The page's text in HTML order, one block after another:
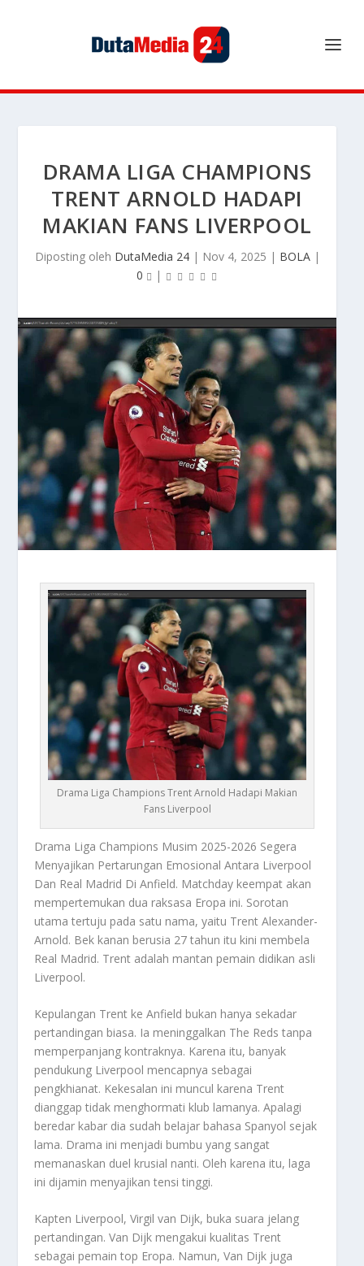
DRAMA LIGA CHAMPIONS
TRENT ARNOLD HADAPI
MAKIAN FANS LIVERPOOL
Diposting oleh DutaMedia 24| Nov 4, 2025 | BOLA|
0
|
Drama Liga Champions Trent Arnold Hadapi Makian
Fans Liverpool
Drama Liga Champions Musim 2025-2026 Segera
Menyajikan Pertarungan Emosional Antara Liverpool
Dan Real Madrid Di Anfield. Matchday keempat akan
mempertemukan dua raksasa Eropa ini. Sorotan
utama tertuju pada satu nama, yaitu Trent Alexander-
Arnold. Bek kanan berusia 27 tahun itu kini membela
Real Madrid. Trent adalah mantan pemain didikan asli
Liverpool.
Kepulangan Trent ke Anfield bukan hanya sekadar
pertandingan biasa. Ia meninggalkan The Reds tanpa
memperpanjang kontraknya. Karena itu, banyak
pendukung Liverpool mencapnya sebagai
pengkhianat. Kekesalan ini muncul karena Trent
dianggap tidak menghormati klub lamanya. Apalagi
beredar kabar dia sudah belajar bahasa Spanyol sejak
lama. Drama ini menjadi bumbu yang sangat
memanaskan duel krusial nanti. Oleh karena itu, laga
ini dijamin menyajikan tensi tinggi.
Kapten Liverpool, Virgil van Dijk, buka suara jelang
pertandingan. Van Dijk mengakui kualitas Trent
sebagai pemain top Eropa. Namun, Van Dijk juga